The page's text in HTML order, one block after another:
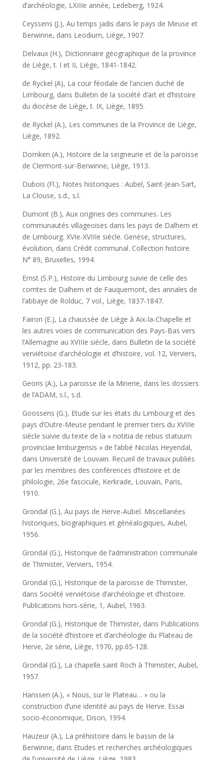
d’archéologie, LXIIIe année, Ledeberg, 1924.
Ceyssens (J.), Au temps jadis dans le pays de Meuse et
Berwinne, dans Leodium, Liège, 1907.
Delvaux (H.), Dictionnaire géographique de la province
de Liège, t. I et II, Liège, 1841-1842.
de Ryckel (A), La cour féodale de l’ancien duché de
Limbourg, dans Bulletin de la société d’art et d’histoire
du diocèse de Liège, t. IX, Liège, 1895.
de Ryckel (A.), Les communes de la Province de Liège,
Liège, 1892.
Domken (A.), Histoire de la seigneurie et de la paroisse
de Clermont-sur-Berwinne, Liège, 1913.
Dubois (Fl.), Notes historiques : Aubel, Saint-Jean-Sart,
La Clouse, s.d., s.l.
Dumont (B.), Aux origines des communes. Les
communautés villageoises dans les pays de Dalhem et
de Limbourg. XVIe-XVIIIe siècle. Genèse, structures,
évolution, dans Crédit communal. Collection histoire.
N° 89, Bruxelles, 1994.
Ernst (S.P.), Histoire du Limbourg suivie de celle des
comtes de Dalhem et de Fauquemont, des annales de
l’abbaye de Rolduc, 7 vol., Liège, 1837-1847.
Fairon (E.), La chaussée de Liège à Aix-la-Chapelle et
les autres voies de communication des Pays-Bas vers
l’Allemagne au XVIIIe siècle, dans Bulletin de la société
verviétoise d’archéologie et d’histoire, vol. 12, Verviers,
1912, pp. 23-183.
Georis (A.), La paroisse de la Minerie, dans les dossiers
de l’ADAM, s.l., s.d.
Goossens (G.), Etude sur les états du Limbourg et des
pays d’Outre-Meuse pendant le premier tiers du XVIIIe
siècle suivie du texte de la « notitia de rebus statuum
provinciae limburgensis » de l’abbé Nicolas Heyendal,
dans Université de Louvain. Recueil de travaux publiés
par les membres des conférences d’histoire et de
philologie, 26e fascicule, Kerkrade, Louvain, Paris,
1910.
Grondal (G.), Au pays de Herve-Aubel. Miscellanées
historiques, biographiques et généalogiques, Aubel,
1956.
Grondal (G.), Historique de l’administration communale
de Thimister, Verviers, 1954.
Grondal (G.), Historique de la paroisse de Thimister,
dans Société verviétoise d’archéologie et d’histoire.
Publications hors-série, 1, Aubel, 1963.
Grondal (G.), Historique de Thimister, dans Publications
de la société d’histoire et d’archéologie du Plateau de
Herve, 2e série, Liège, 1970, pp.65-128.
Grondal (G.), La chapelle saint Roch à Thimister, Aubel,
1957.
Hanssen (A.), « Nous, sur le Plateau… » ou la
construction d’une identité au pays de Herve. Essai
socio-économique, Dison, 1994.
Hauzeur (A.), La préhistoire dans le bassin de la
Berwinne, dans Etudes et recherches archéologiques